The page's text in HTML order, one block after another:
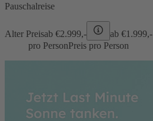
Pauschalreise
Alter Preisab €2.999,- ab €1.999,-
pro PersonPreis pro Person